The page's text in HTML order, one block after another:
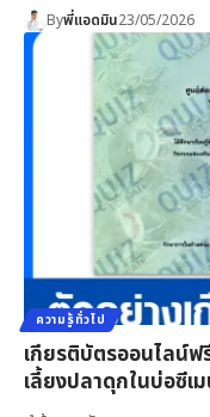
Byพี่แอดมิน23/05/2026
ความรู้ทั่วไป
เกียรติบัตรออนไลน์ฟ
เลี้ยงปลาดุกในบ่อซีเ